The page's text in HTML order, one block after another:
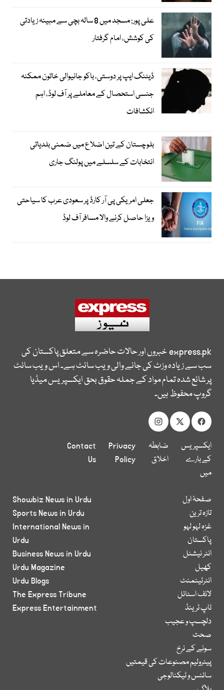
علی پور: مسجد میں 8 سالہ بچی سے مبینہ زیادتی
کی کوشش، امام گرفتار
ڈیٹنگ ایپ پر دوستی، باکو جانیوالی خاتون ممکنہ
جنسی استحصال کے معاملے پر آف لوڈ، اہم
انکشافات
بلوچستان کے تین اضلاع میں ضمنی بلدیاتی
انتخابات کے سلسلے میں پولنگ جاری
جعلی امریکی پی آر کارڈ پر سعودی عرب کا سیاحتی
ویزا حاصل کرنے والا مسافر آف لوڈ
express.pkخبروں اور حالات حاضرہ سے متعلق پاکستان کی
سب سے زیادہ وزٹ کی جانے والی ویب سائٹ ہے۔ اس ویب سائٹ
پر شائع شدہ تمام مواد کے جملہ حقوق بحق ایکسپریس میڈیا
گروپ محفوظ ہیں۔
ایکسپریس
کے بارے
میں
ضابطہ
اخلاق
Privacy
Policy
Contact
Us
صفحۂ اول
تازہ ترین
غزہ لہو لہو
پاکستان
انٹر نیشنل
کھیل
انٹرٹینمنٹ
لائف اسٹائل
ٹاپ ٹرینڈ
دلچسپ و عجیب
صحت
سونے کے نرخ
پیٹرولیم مصنوعات کی قیمتیں
سائنس و ٹیکنالوجی
Showbiz News in Urdu
Sports News in Urdu
International News in
Urdu
Business News in Urdu
Urdu Magazine
Urdu Blogs
The Express Tribune
Express Entertainment